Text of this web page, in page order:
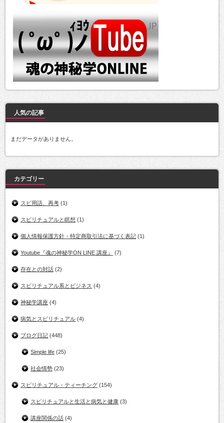
人気の記事
まだデータがありません。
カテゴリー
スピ用語、再考 (1)
スピリチュアルと瞑想 (1)
個人情報保護方針・特定商取引法に基づく表記 (1)
Youtube『魂の神秘学ON LINE 講座』 (7)
存在との対話 (2)
スピリチュアル系とビジネス (4)
神秘学講座 (4)
病気とスピリチュアル (4)
ブログ日記 (448)
Simple life (25)
社会情勢 (23)
スピリチュアル・ティーチング (154)
スピリチュアルと生活と病気と健康 (3)
講座関係の話 (4)